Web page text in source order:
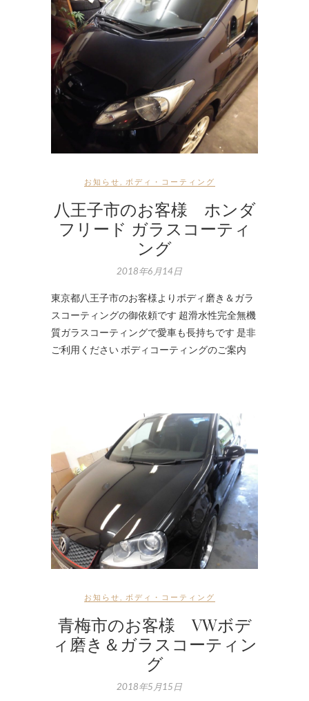
お知らせ ボディ・コーティング
八王子市のお客様 ホンダ
フリード ガラスコーティ
ング
2018年6月14日
東京都八王子市のお客様よりボディ磨き＆ガラ
スコーティングの御依頼です 超滑水性完全無機
質ガラスコーティングで愛車も長持ちです 是非
ご利用ください ボディコーティングのご案内
お知らせ ボディ・コーティング
青梅市のお客様 VWボデ
ィ磨き＆ガラスコーティン
グ
2018年5月15日